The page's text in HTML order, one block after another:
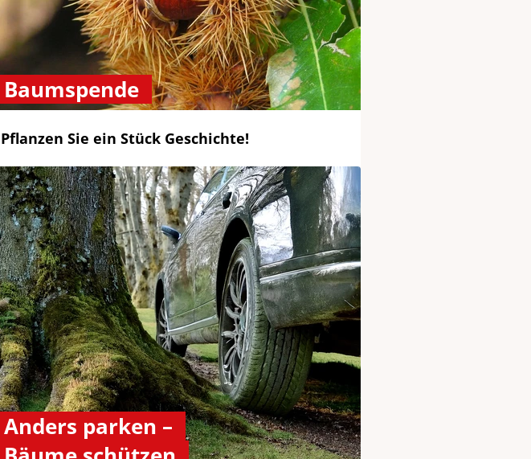
Baumspende
Pflanzen Sie ein Stück Geschichte!
Anders parken –